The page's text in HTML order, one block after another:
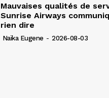
Mauvaises qualités de
Sunrise Airways
rien dire
Naïka Eugene - 2026-08-03